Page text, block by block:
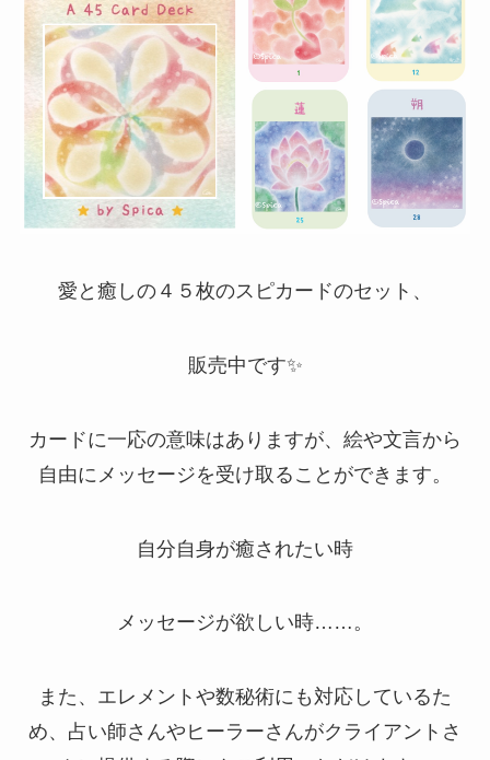
愛と癒しの４５枚のスピカードのセット、
販売中です✨
カードに一応の意味はありますが、絵や文言から
自由にメッセージを受け取ることができます。
自分自身が癒されたい時
メッセージが欲しい時……。
また、エレメントや数秘術にも対応しているた
め、占い師さんやヒーラーさんがクライアントさ